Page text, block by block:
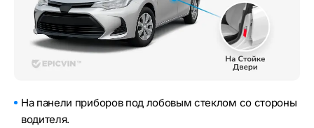
На панели приборов под лобовым стеклом со стороны
водителя.